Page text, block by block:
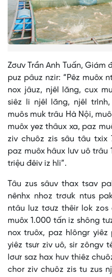
Zơưv Trần Anh Tuấn, Giám
puz pâuz nzir: “Pêz muôx
nox jâuz, njêl lăng, cux
siêz li njêl lăng, njêl
muôs muk trâu Hà Nội,
muôx yez thâux xa, paz
ziv chuôz zis sâu tâu txix
paz muôx hâux lưv uô trâu
triệu đêiv iz hli”.
Tâu zus sâuv thax tsav
nênhx nhoz trơưk ntus
ntâu luz tơưz thêir lok
muôx 1.000 tấn iz shông
nox truôx, paz hlôngr yiêz
yiêz tsưr ziv uô, sir zôngv
lơưr saz hax huv thiêz
chor ziv chuôz zis tu zus